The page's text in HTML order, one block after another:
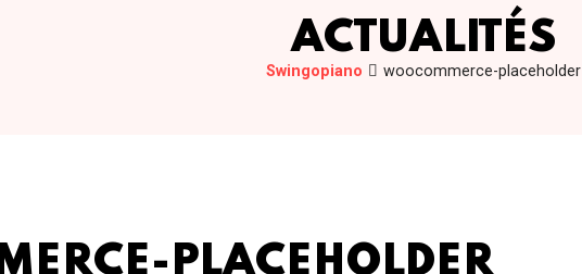
ACTUALITÉS
Swingopiano woocommerce-placeholder
PLACEHOLDER